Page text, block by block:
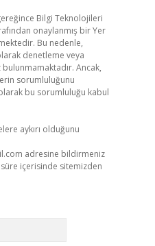
Bilgi Teknolojileri
onaylanmış bir Yer
Bu nedenle,
denetleme veya
Ancak,
sorumluluğunu
bu sorumluluğu kabul
aykırı olduğunu
adresine bildirmeniz
içerisinde sitemizden